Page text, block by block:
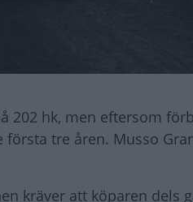
202 hk, men eftersom
tre åren. Musso
kräver att köparen dels